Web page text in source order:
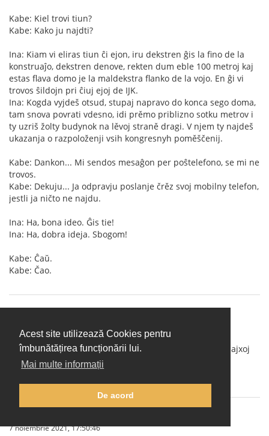
Acest site utilizează Cookies pentru
îmbunătățirea funcționării lui.
Mai multe informații
De acord
Kabe: Kiel trovi tiun?
Kabe: Kako ju najdti?
Ina: Kiam vi eliras tiun ĉi ejon, iru dekstren ĝis la fino de la
konstruaĵo, dekstren denove, rekten dum eble 100 metroj kaj
estas flava domo je la maldekstra flanko de la vojo. En ĝi vi
trovos ŝildojn pri ĉiuj ejoj de IJK.
Ina: Kogda vyjdeš otsud, stupaj napravo do konca sego doma,
tam snova povrati vdesno, idi prěmo priblizno sotku metrov i
ty uzriš žolty budynok na lěvoj straně dragi. V njem ty najdeš
ukazanja o razpoloženji vsih kongresnyh poměščenij.
Kabe: Dankon... Mi sendos mesaĝon per poŝtelefono, se mi ne
trovos.
Kabe: Dekuju... Ja odpravju poslanje črěz svoj mobilny telefon,
jestli ja ničto ne najdu.
Ina: Ha, bona ideo. Ĝis tie!
Ina: Ha, dobra ideja. Sbogom!
Kabe: Ĉaŭ.
Kabe: Čao.
Cxu iu konas tiun kiu volus kun-fari jxurnalon de aktualajxoj
en Interslava?
Cxu tiaj jxurnaloj jam ekzistas?
7 noiembrie 2021, 17:50:46